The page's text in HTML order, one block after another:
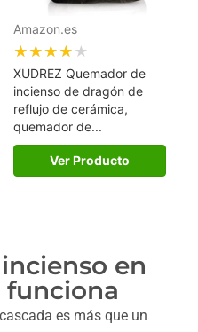
Amazon.es
★★★★★
XUDREZ Quemador de
incienso de dragón de
reflujo de cerámica,
quemador de...
Ver Producto
en
funciona
es más que un